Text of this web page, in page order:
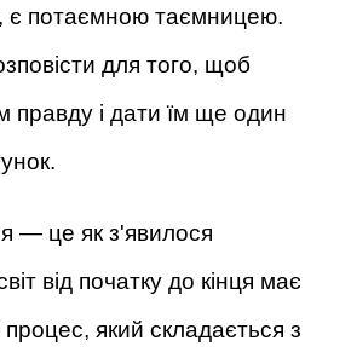
є потаємною таємницею.
для того, щоб
правду і дати їм ще один
— це як з'явилося
від початку до кінця має
який складається з